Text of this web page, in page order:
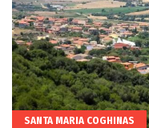
SANTA MARIA COGHINAS